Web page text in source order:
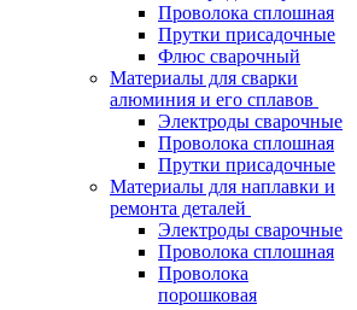
Проволока сплошная
Прутки присадочные
Флюс сварочный
Материалы для сварки
алюминия и его сплавов
Электроды сварочные
Проволока сплошная
Прутки присадочные
Материалы для наплавки и
ремонта деталей
Электроды сварочные
Проволока сплошная
Проволока
порошковая